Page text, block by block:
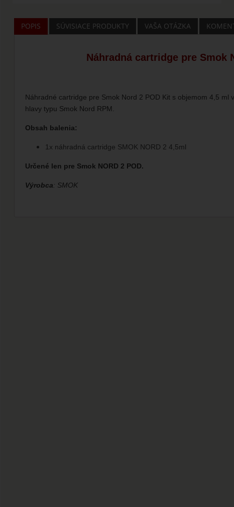
POPIS SÚVISIACE PRODUKTY VAŠA OTÁZKA
Náhradná cartridge pre Smok
Náhradné cartridge pre Smok Nord 2 POD Kit s objemom 4,5
hlavy typu Smok Nord RPM.
Obsah balenia:
1x náhradná cartridge SMOK NORD 2 4,5ml
Určené len pre Smok NORD 2 POD.
Výrobca: SMOK